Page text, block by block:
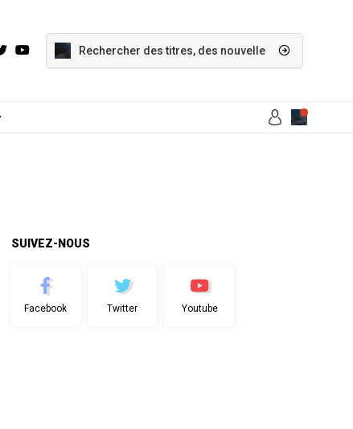
SUIVEZ-NOUS
Facebook Twitter Youtube